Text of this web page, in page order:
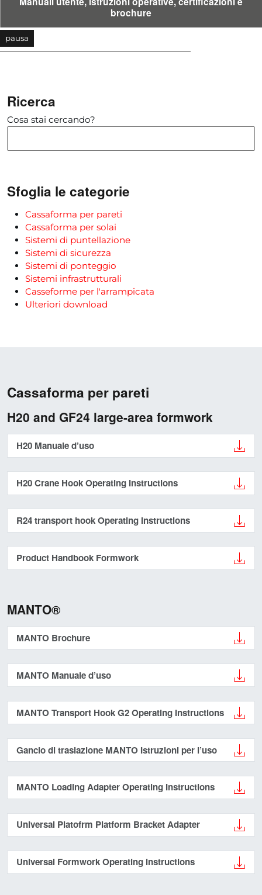
brochure
pausa
Ricerca
Cosa stai cercando?
Sfoglia le categorie
Cassaforma per pareti
Cassaforma per solai
Sistemi di puntellazione
Sistemi di sicurezza
Sistemi di ponteggio
Sistemi infrastrutturali
Casseforme per l'arrampicata
Ulteriori download
Cassaforma per pareti
H20 and GF24 large-area formwork
H20 Manuale d’uso
H20 Crane Hook Operating Instructions
R24 transport hook Operating Instructions
Product Handbook Formwork
MANTO®
MANTO Brochure
MANTO Manuale d’uso
MANTO Transport Hook G2 Operating Instructions
Gancio di traslazione MANTO Istruzioni per l’uso
MANTO Loading Adapter Operating Instructions
Universal Platofrm Platform Bracket Adapter
Universal Formwork Operating instructions